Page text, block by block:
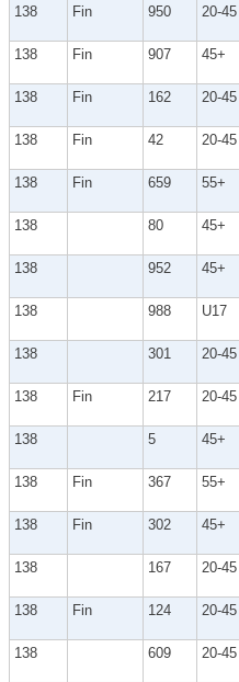
138
Fin 950 20-45
138
Fin 907 45+
138
Fin 162 20-45
138
Fin 42 20-45
138
Fin 659 55+
138
80 45+
138
952 45+
138
988 U17
138
301 20-45
138
Fin 217 20-45
138
5 45+
138
Fin 367 55+
138
Fin 302 45+
138
167 20-45
138
Fin 124 20-45
138
609 20-45